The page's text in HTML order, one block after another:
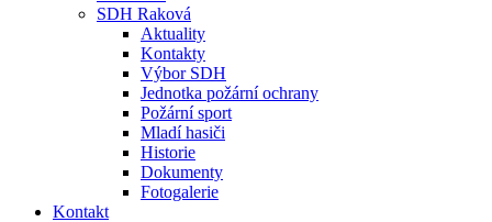
SDH Raková
Aktuality
Kontakty
Výbor SDH
Jednotka požární ochrany
Požární sport
Mladí hasiči
Historie
Dokumenty
Fotogalerie
Kontakt